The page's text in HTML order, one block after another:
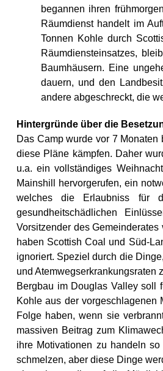
begannen ihren
Räumdienst handelt im
Tonnen Kohle durch
Räumdiensteinsatzes,
Baumhäusern. Eine
dauern, und den
andere abgeschreckt, die
Hintergründe über die
Das Camp wurde vor 7
diese Pläne kämpfen. Daher
u.a. ein vollständiges
Mainshill hervorgerufen, ein
welches die Erlaubniss für
gesundheitschädlichen
Vorsitzender des
haben Scottish Coal und Süd-
ignoriert. Speziel durch die
und Atemwegserkrankungsraten
Bergbau im Douglas Valley soll
Kohle aus der
Folge haben, wenn sie
massiven Beitrag zum
ihre Motivationen zu handeln
schmelzen, aber diese Dinge